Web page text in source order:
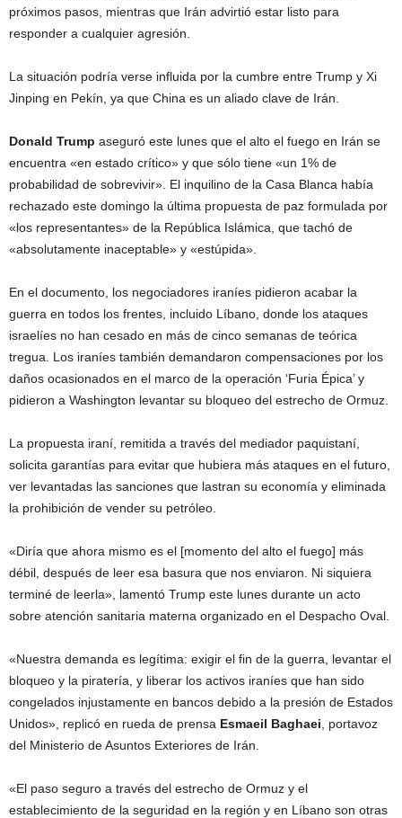
próximos pasos, mientras que Irán advirtió estar listo para
responder a cualquier agresión.
La situación podría verse influida por la cumbre entre Trump y Xi
Jinping en Pekín, ya que China es un aliado clave de Irán.
Donald Trump aseguró este lunes que el alto el fuego en Irán se
encuentra «en estado crítico» y que sólo tiene «un 1% de
probabilidad de sobrevivir». El inquilino de la Casa Blanca había
rechazado este domingo la última propuesta de paz formulada por
«los representantes» de la República Islámica, que tachó de
«absolutamente inaceptable» y «estúpida».
En el documento, los negociadores iraníes pidieron acabar la
guerra en todos los frentes, incluido Líbano, donde los ataques
israelíes no han cesado en más de cinco semanas de teórica
tregua. Los iraníes también demandaron compensaciones por los
daños ocasionados en el marco de la operación ‘Furia Épica’ y
pidieron a Washington levantar su bloqueo del estrecho de Ormuz.
La propuesta iraní, remitida a través del mediador paquistaní,
solicita garantías para evitar que hubiera más ataques en el futuro,
ver levantadas las sanciones que lastran su economía y eliminada
la prohibición de vender su petróleo.
«Diría que ahora mismo es el [momento del alto el fuego] más
débil, después de leer esa basura que nos enviaron. Ni siquiera
terminé de leerla», lamentó Trump este lunes durante un acto
sobre atención sanitaria materna organizado en el Despacho Oval.
«Nuestra demanda es legítima: exigir el fin de la guerra, levantar el
bloqueo y la piratería, y liberar los activos iraníes que han sido
congelados injustamente en bancos debido a la presión de Estados
Unidos», replicó en rueda de prensa Esmaeil Baghaei , portavoz
del Ministerio de Asuntos Exteriores de Irán.
«El paso seguro a través del estrecho de Ormuz y el
establecimiento de la seguridad en la región y en Líbano son otras